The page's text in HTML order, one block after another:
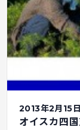
2013年2月15日
オイスカ四